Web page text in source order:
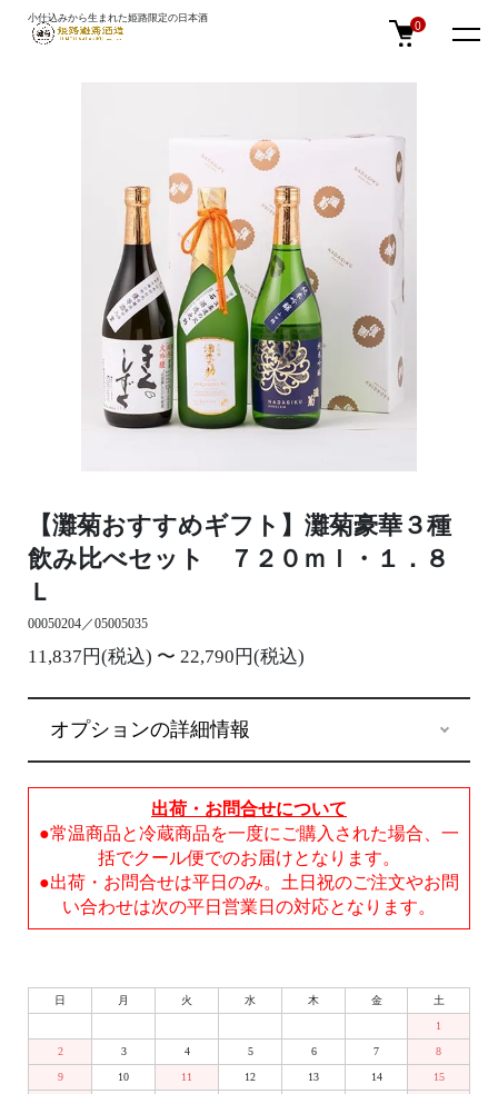
小仕込みから生まれた姫路限定の日本酒 0
TOP ギフト・贈答
【灘菊おすすめギフト】灘菊豪華３種
飲み比べセット ７２０ｍｌ・１．８
Ｌ
00050204／05005035
11,837円(税込) 〜 22,790円(税込)
オプションの詳細情報
出荷・お問合せについて
●常温商品と冷蔵商品を一度にご購入された場合、一
括でクール便でのお届けとなります。
●出荷・お問合せは平日のみ。土日祝のご注文やお問
い合わせは次の平日営業日の対応となります。
日 月 火 水 木 金 土
1
2 3 4 5 6 7 8
9 10 11 12 13 14 15